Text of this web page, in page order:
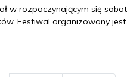
w rozpoczynającym się
Festiwal organizowany